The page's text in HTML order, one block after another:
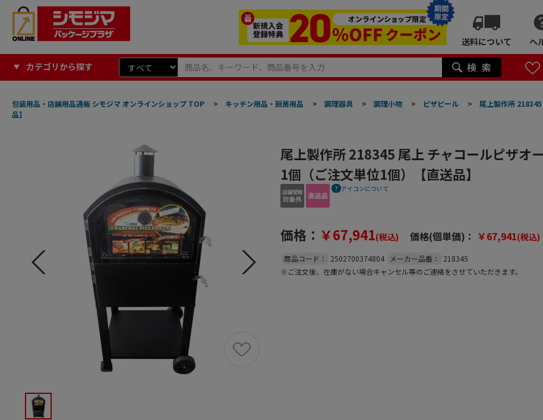
期間
限定
送料について ヘ
カテゴリから探す
包装用品・店舗用品通販 シモジマ オンラインショップ TOP > キッチン用品・厨房用品 > 調理器具 > 調理小物 > ピザピール >
尾上製作所
品】
尾上製作所 218345 尾上 チャコールピザオ
1個（ご注文単位1個）【直送品】
アイコンについて
価格： ￥67,941(税込) 価格(個単価)： ￥67,941(税込)
商品コード： 2502700374804 メーカー品番：
218345
※ご注文後、在庫がない場合キャンセル等のご連絡をさせていただきます。